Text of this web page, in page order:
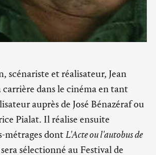
scénariste et réalisateur, Jean
carrière dans le cinéma en tant
auprès de José Bénazéraf ou
Pialat. Il réalise ensuite
métrages dontL'Acte ou l'autobus de
sélectionné au Festival de